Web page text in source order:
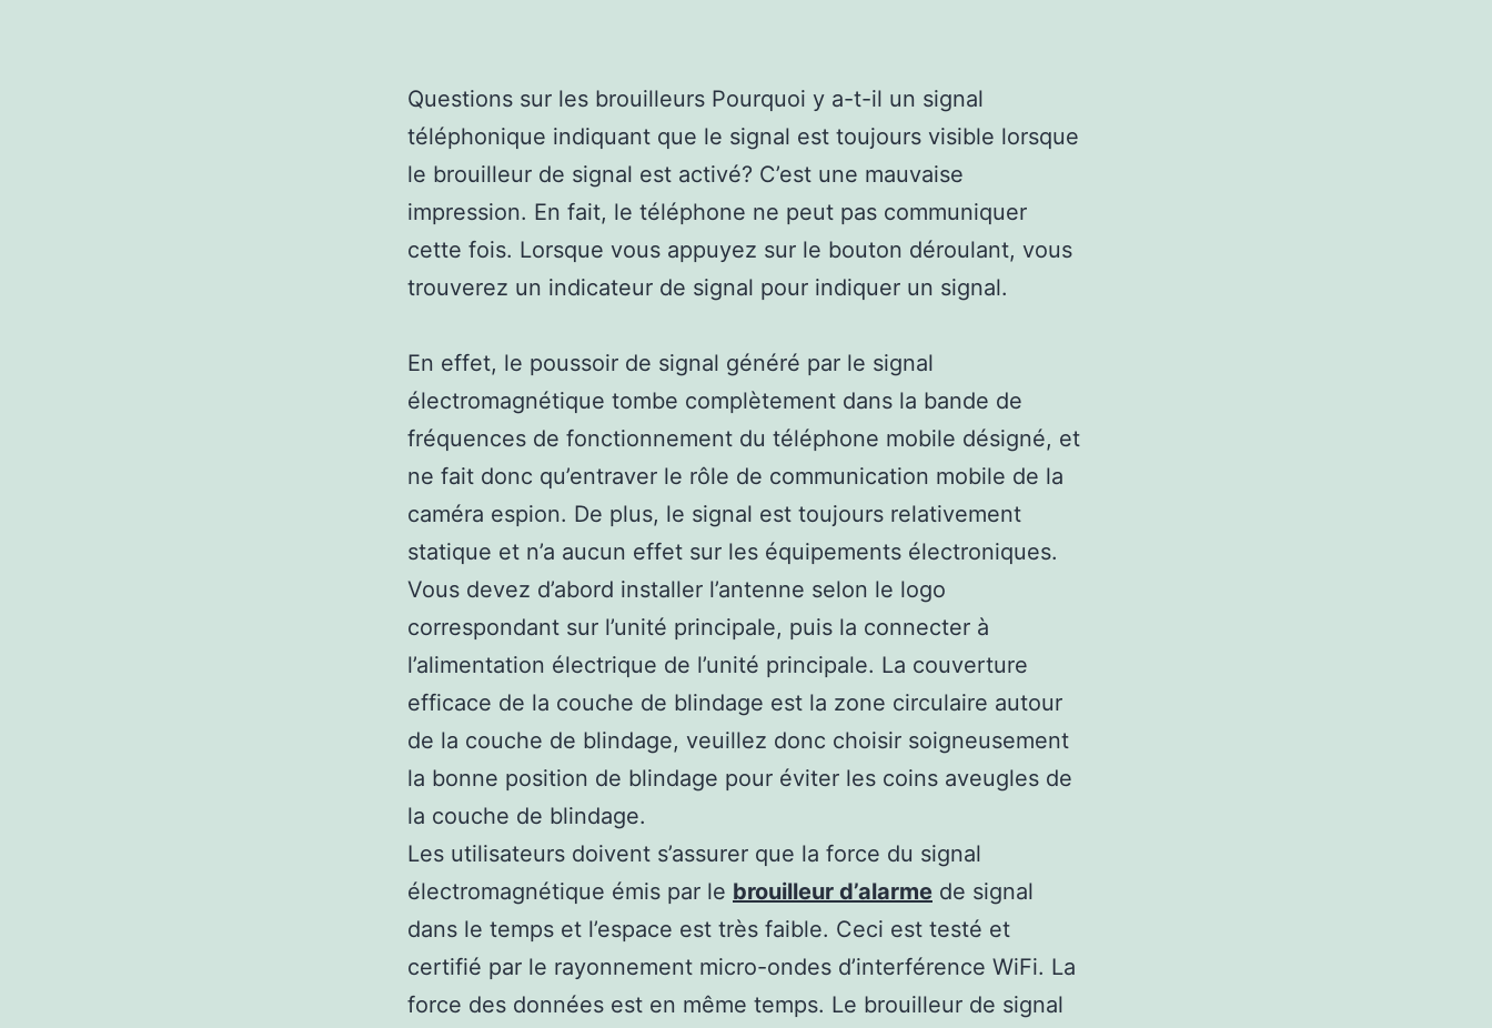
Questions sur les brouilleurs Pourquoi y a-t-il un signal
téléphonique indiquant que le signal est toujours visible lorsque
le brouilleur de signal est activé? C’est une mauvaise
impression. En fait, le téléphone ne peut pas communiquer
cette fois. Lorsque vous appuyez sur le bouton déroulant, vous
trouverez un indicateur de signal pour indiquer un signal.
En effet, le poussoir de signal généré par le signal
électromagnétique tombe complètement dans la bande de
fréquences de fonctionnement du téléphone mobile désigné, et
ne fait donc qu’entraver le rôle de communication mobile de la
caméra espion. De plus, le signal est toujours relativement
statique et n’a aucun effet sur les équipements électroniques.
Vous devez d’abord installer l’antenne selon le logo
correspondant sur l’unité principale, puis la connecter à
l’alimentation électrique de l’unité principale. La couverture
efficace de la couche de blindage est la zone circulaire autour
de la couche de blindage, veuillez donc choisir soigneusement
la bonne position de blindage pour éviter les coins aveugles de
la couche de blindage.
Les utilisateurs doivent s’assurer que la force du signal
électromagnétique émis par le brouilleur d’alarme de signal
dans le temps et l’espace est très faible. Ceci est testé et
certifié par le rayonnement micro-ondes d’interférence WiFi. La
force des données est en même temps. Le brouilleur de signal